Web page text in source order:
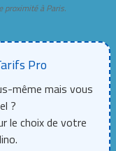
proximité à Paris.
Pro
même mais vous
?
le choix de votre